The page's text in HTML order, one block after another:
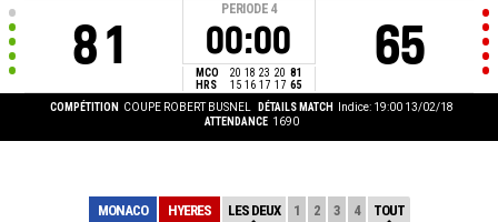
81
PERIODE 4
00:00
MCO 20 18 23 20 81
HRS
15 16 17 17 65
65
COMPÉTITION COUPE ROBERT BUSNEL DÉTAILS MATCH
Indice: 19:00 13/02/18
ATTENDANCE 1690
MONACO HYERES LES DEUX 1 2 3 4 TOUT